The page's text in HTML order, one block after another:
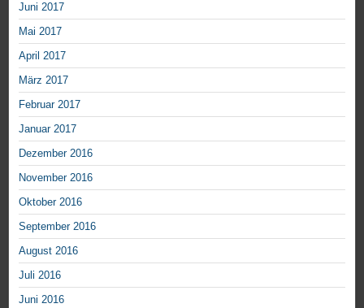
Juni 2017
Mai 2017
April 2017
März 2017
Februar 2017
Januar 2017
Dezember 2016
November 2016
Oktober 2016
September 2016
August 2016
Juli 2016
Juni 2016